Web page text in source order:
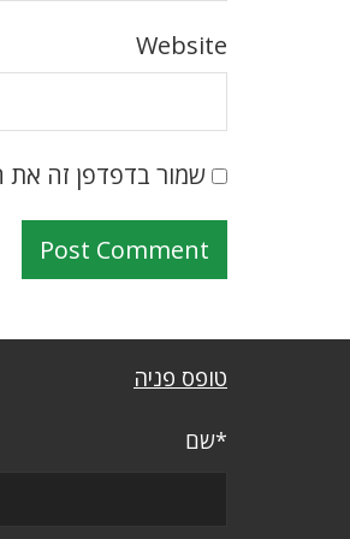
Website
שמור בדפדפן זה
טופס פניה
*שם